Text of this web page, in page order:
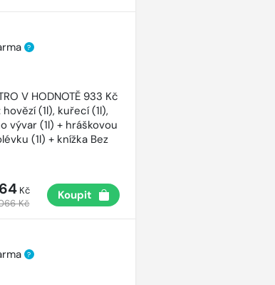
?
V HODNOTĚ 933 Kč
(1l), kuřecí (1l),
vývar (1l) + hráškovou
(1l) + knížka Bez
Kč
Kč
Koupit
?